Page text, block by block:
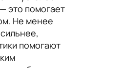
это помогает
Не менее
помогают